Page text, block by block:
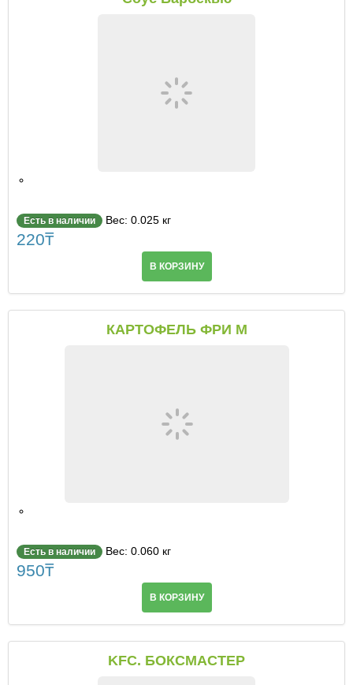
Есть в наличии Вес: 0.025 кг
220₸
В КОРЗИНУ
КАРТОФЕЛЬ ФРИ M
Есть в наличии Вес: 0.060 кг
950₸
В КОРЗИНУ
KFC. БОКСМАСТЕР